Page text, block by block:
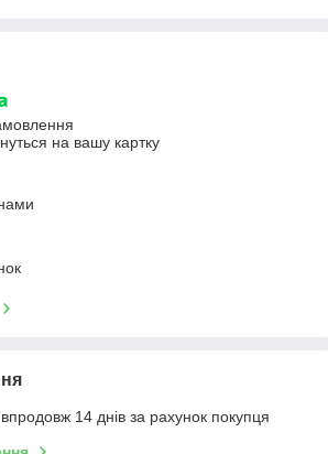
на вашу картку
14 днів за рахунок покупця